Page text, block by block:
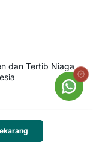
dan Tertib Niaga